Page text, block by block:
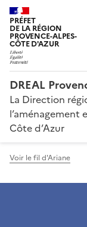
PRÉFET
DE LA RÉGION
PROVENCE-ALPES-
CÔTE D'AZUR
DREAL
La Direction
l’aménagement
Côte d’Azur
Voir le fil d'Ariane